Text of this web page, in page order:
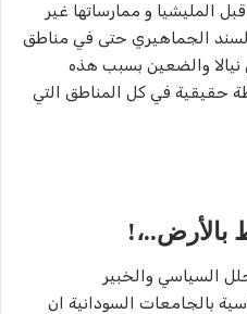
المليشيا و ممارساتها غير
السند الجماهيري حتى في مناطق
نيالا والضعين بسبب هذه
حقيقية في كل المناطق التي
بالأرض..،!
السياسي والخبير
بالجامعات السودانية ان